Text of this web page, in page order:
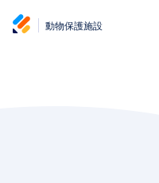
動物保護施設